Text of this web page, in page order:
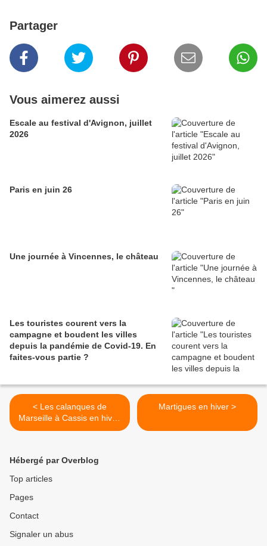
Partager
Vous aimerez aussi
Escale au festival d'Avignon, juillet
2026
Paris en juin 26
Une journée à Vincennes, le château
Les touristes courent vers la
campagne et boudent les villes
depuis la pandémie de Covid‑19. En
faites‑vous partie ?
< Les calanques de
Marseille à Cassis en hiver,
2024, zoom sur Sugiton et
Martigues en hiver >
Hébergé par Overblog
Top articles
Pages
Contact
Signaler un abus